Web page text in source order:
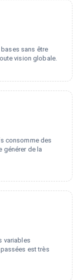
sans être
vision globale.
consomme des
générer de la
variables
est très